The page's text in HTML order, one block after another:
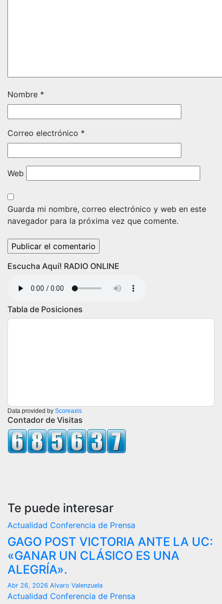
Nombre *
Correo electrónico *
Web
Guarda mi nombre, correo electrónico y web en este
navegador para la próxima vez que comente.
Escucha Aquí! RADIO ONLINE
Tabla de Posiciones
Data provided by Scoreaxis
Contador de Visitas
Te puede interesar
Actualidad Conferencia de Prensa
GAGO POST VICTORIA ANTE LA UC:
«GANAR UN CLÁSICO ES UNA
ALEGRÍA».
Abr 26, 2026 Alvaro Valenzuela
Actualidad Conferencia de Prensa